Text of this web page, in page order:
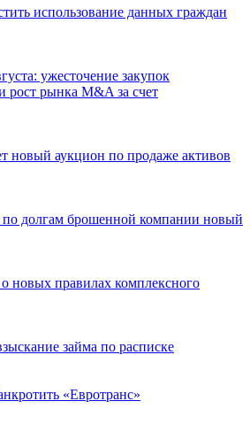
использование данных граждан
ужесточение закупок
рост рынка M&A за счет
новый аукцион по продаже активов
долгам брошенной компании новый
новых правилах комплексного
займа по расписке
«Евротранс»